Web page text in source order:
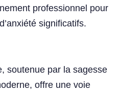
professionnel pour
significatifs.
soutenue par la sagesse
offre une voie